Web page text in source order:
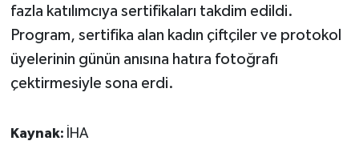
fazla katılımcıya sertifikaları takdim edildi.
Program, sertifika alan kadın çiftçiler ve protokol
üyelerinin günün anısına hatıra fotoğrafı
çektirmesiyle sona erdi.
Kaynak: İHA